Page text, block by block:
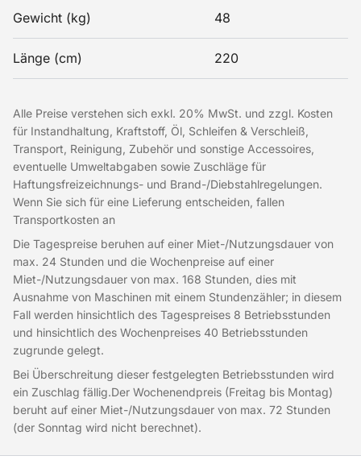
Gewicht (kg) 48
Länge (cm) 220
Alle Preise verstehen sich exkl. 20% MwSt. und zzgl. Kosten
für Instandhaltung, Kraftstoff, Öl, Schleifen & Verschleiß,
Transport, Reinigung, Zubehör und sonstige Accessoires,
eventuelle Umweltabgaben sowie Zuschläge für
Haftungsfreizeichnungs- und Brand-/Diebstahlregelungen.
Wenn Sie sich für eine Lieferung entscheiden, fallen
Transportkosten an
Die Tagespreise beruhen auf einer Miet-/Nutzungsdauer von
max. 24 Stunden und die Wochenpreise auf einer
Miet-/Nutzungsdauer von max. 168 Stunden, dies mit
Ausnahme von Maschinen mit einem Stundenzähler; in diesem
Fall werden hinsichtlich des Tagespreises 8 Betriebsstunden
und hinsichtlich des Wochenpreises 40 Betriebsstunden
zugrunde gelegt.
Bei Überschreitung dieser festgelegten Betriebsstunden wird
ein Zuschlag fällig.Der Wochenendpreis (Freitag bis Montag)
beruht auf einer Miet-/Nutzungsdauer von max. 72 Stunden
(der Sonntag wird nicht berechnet).